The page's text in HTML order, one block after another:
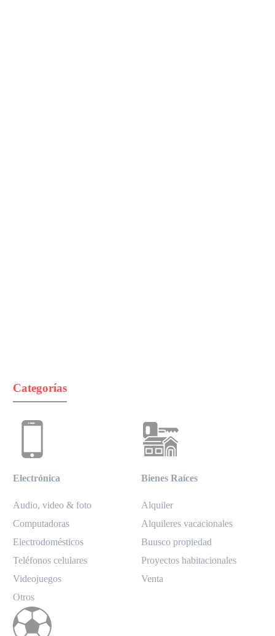
Categorías
Electrónica
Audio, video & foto
Computadoras
Electrodomésticos
Teléfonos celulares
Videojuegos
Otros
Bienes Raíces
Alquiler
Alquileres vacacionales
Buusco propiedad
Proyectos habitacionales
Venta